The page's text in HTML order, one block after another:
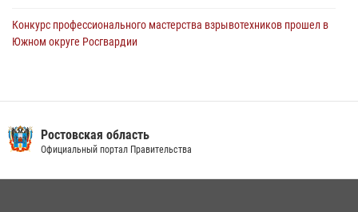
Конкурс профессионального мастерства взрывотехников прошел в
Южном округе Росгвардии
продажи
13 июля 2026, 10:22
Ростовская область
Официальный портал Правительства